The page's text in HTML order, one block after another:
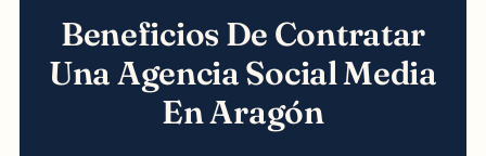
Beneficios De Contratar
Una Agencia Social Media
En Aragón